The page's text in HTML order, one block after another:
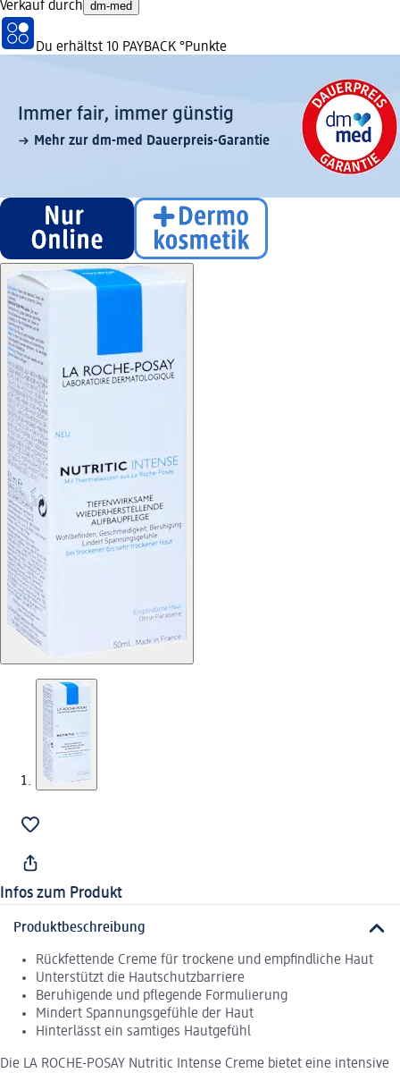
Verkauf durch dm-med
Du erhältst 10 PAYBACK °Punkte
Immer fair,­ immer günstig
Mehr zur dm-med Dauerpreis-Garantie
Infos zum Produkt
Produktbeschreibung
Rückfettende Creme für trockene und empfindliche Haut
Unterstützt die Hautschutzbarriere
Beruhigende und pflegende Formulierung
Mindert Spannungsgefühle der Haut
Hinterlässt ein samtiges Hautgefühl
Die LA ROCHE-POSAY Nutritic Intense Creme bietet eine intensive